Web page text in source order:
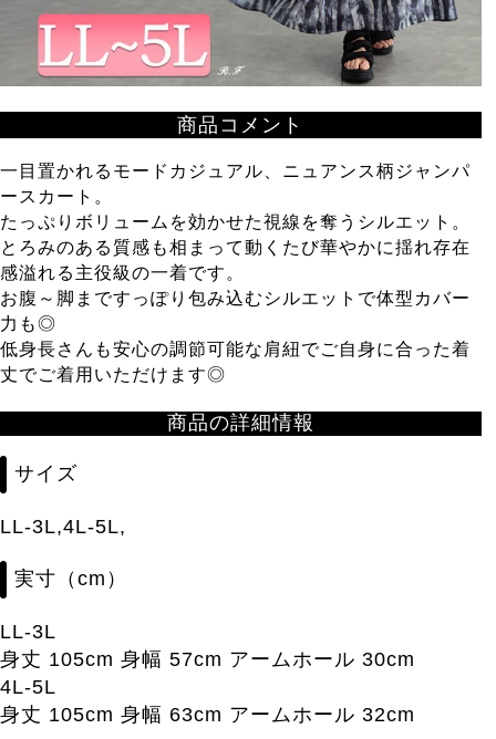
商品コメント
一目置かれるモードカジュアル、ニュアンス柄ジャンパ
ースカート。
たっぷりボリュームを効かせた視線を奪うシルエット。
とろみのある質感も相まって動くたび華やかに揺れ存在
感溢れる主役級の一着です。
お腹～脚まですっぽり包み込むシルエットで体型カバー
力も◎
低身長さんも安心の調節可能な肩紐でご自身に合った着
丈でご着用いただけます◎
商品の詳細情報
サイズ
LL-3L,4L-5L,
実寸（cm）
LL-3L
身丈 105cm 身幅 57cm アームホール 30cm
4L-5L
身丈 105cm 身幅 63cm アームホール 32cm